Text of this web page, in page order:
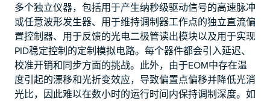
多个独立仪器，包括用于产生纳秒级驱动信号的高速脉冲
或任意波形发生器、用于维持调制器工作点的独立直流偏
置控制器、用于反馈的光电二极管读出模块以及用于实现
PID稳定控制的定制模拟电路。每个器件都会引入延迟、
校准开销和同步方面的挑战。此外，由于EOM中存在温
度引起的漂移和光折变效应，导致偏置点偏移并降低光消
光比，因此难以在数小时的运行时间内保持调制深度。如